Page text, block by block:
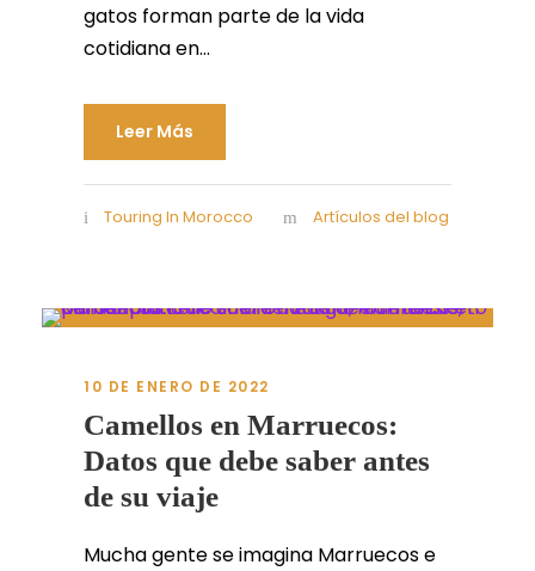
gatos forman parte de la vida
cotidiana en...
Leer Más
Touring In Morocco Artículos del blog
10 DE ENERO DE 2022
Camellos en Marruecos:
Datos que debe saber antes
de su viaje
Mucha gente se imagina Marruecos e